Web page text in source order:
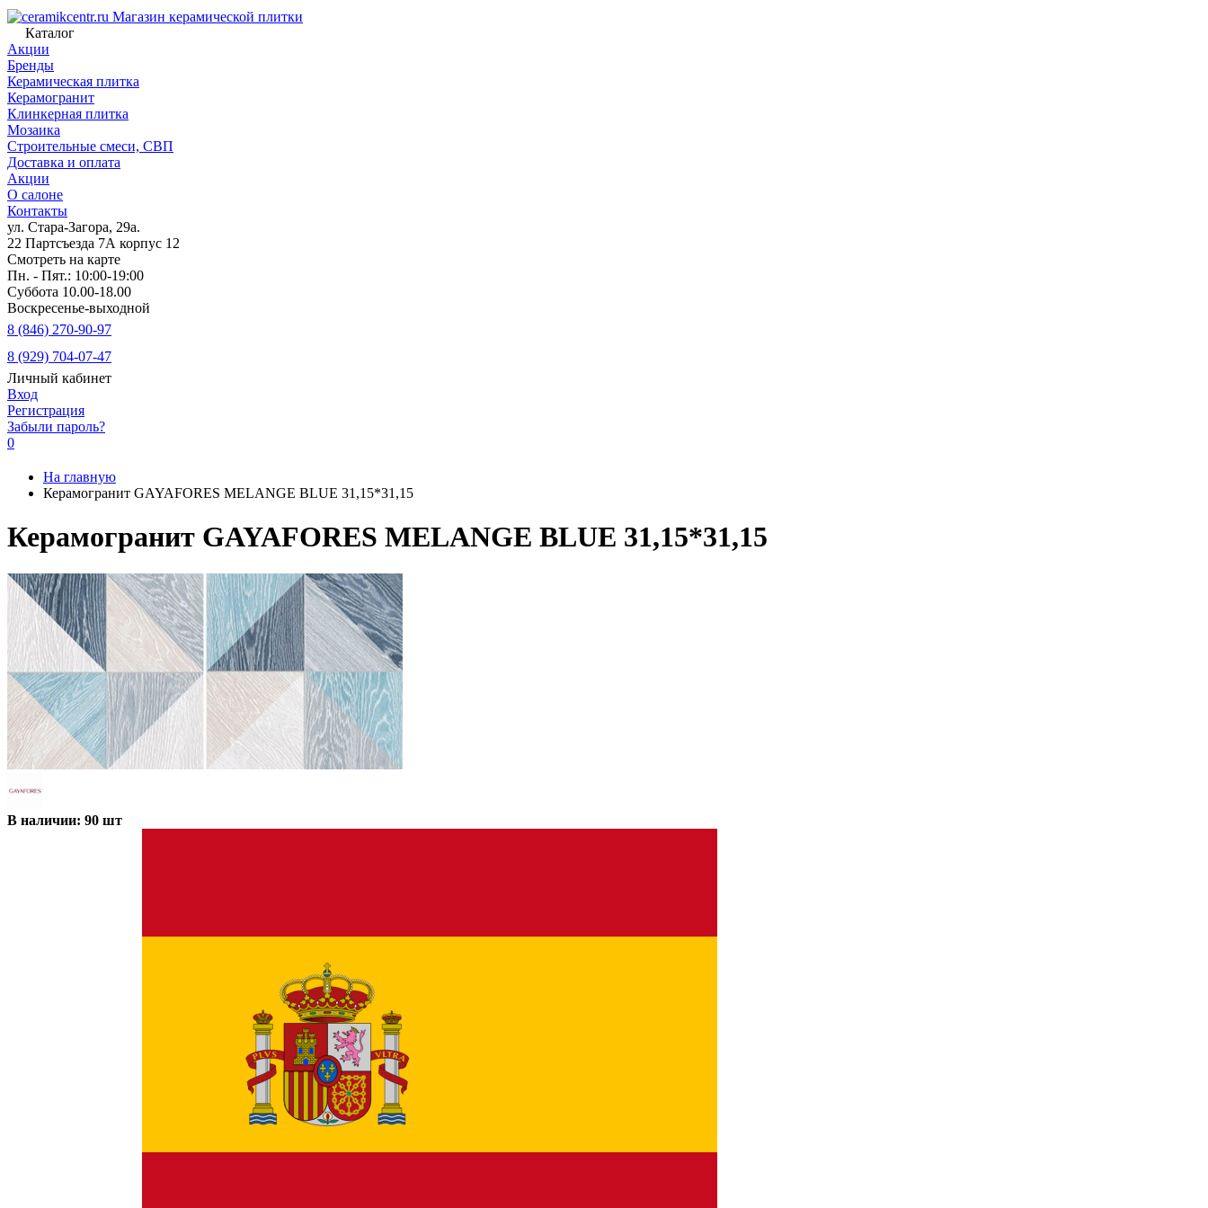
Магазин керамической плитки
Каталог
Акции
Бренды
Керамическая плитка
Керамогранит
Клинкерная плитка
Мозаика
Строительные смеси, СВП
Доставка и оплата
Акции
О салоне
Контакты
ул. Стара-Загора, 29а.
22 Партсъезда 7А корпус 12
Смотреть на карте
Пн. - Пят.: 10:00-19:00
Суббота 10.00-18.00
Воскресенье-выходной
8 (846) 270-90-97
8 (929) 704-07-47
Личный кабинет
Вход
Регистрация
Забыли пароль?
0
На главную
Керамогранит GAYAFORES MELANGE BLUE 31,15*31,15
Керамогранит GAYAFORES MELANGE BLUE 31,15*31,15
В наличии: 90 шт